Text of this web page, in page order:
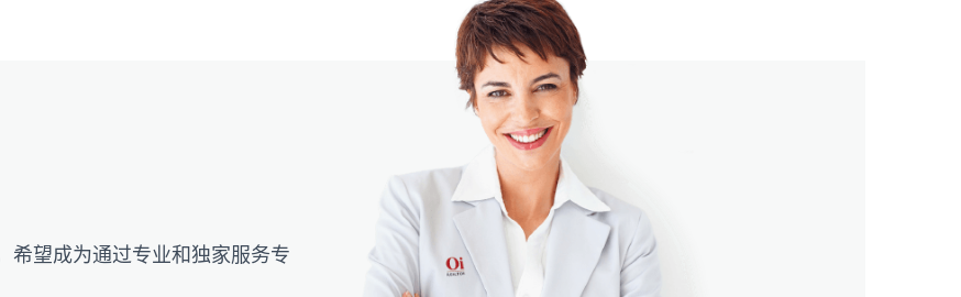
希望成为通过专业和独家服务专